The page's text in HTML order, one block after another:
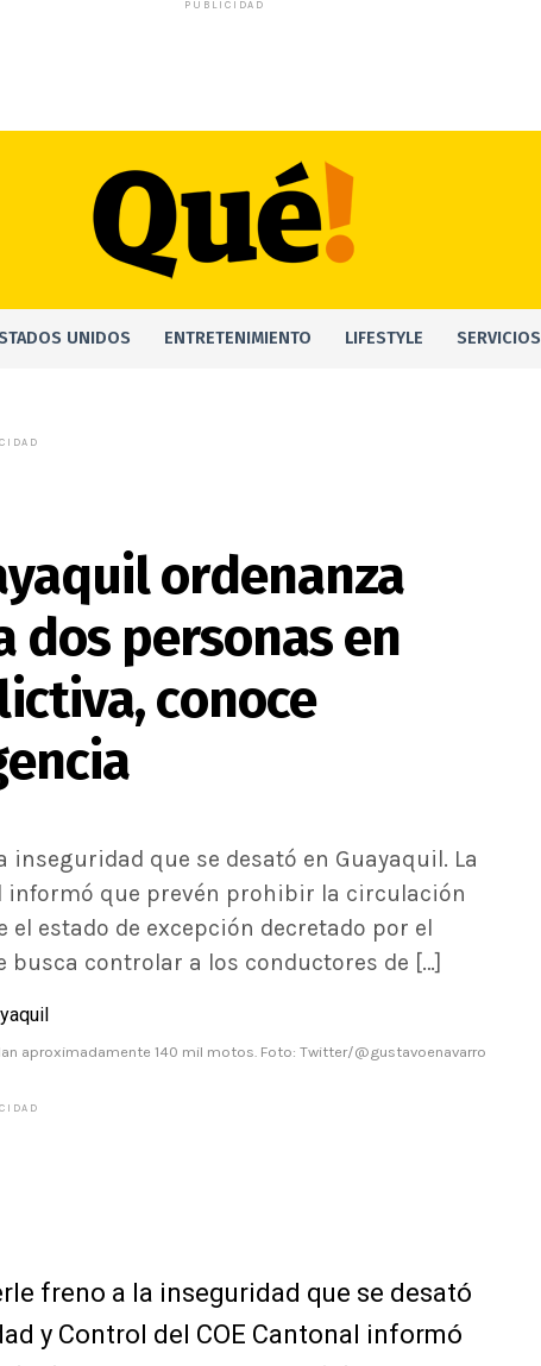
PUBLICIDAD
UNIDOS ENTRETENIMIENTO LIFESTYLE SERVICIOS
ordenanza
personas en
conoce
que se desató en Guayaquil. La
informó que prevén prohibir la circulación
estado de excepción decretado por el
busca controlar a los conductores de […]
aproximadamente 140 mil motos. Foto: Twitter/@gustavoenavarro
freno a la inseguridad que se desató
y Control del COE Cantonal informó